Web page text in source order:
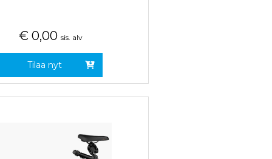
€ 0,00 sis. alv
Tilaa nyt